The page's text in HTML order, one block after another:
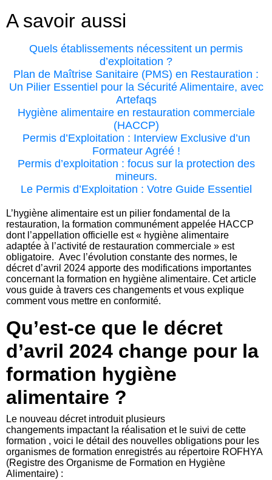
A savoir aussi
Quels établissements nécessitent un permis
d’exploitation ?
Plan de Maîtrise Sanitaire (PMS) en Restauration :
Un Pilier Essentiel pour la Sécurité Alimentaire, avec
Artefaqs
Hygiène alimentaire en restauration commerciale
(HACCP)
Permis d’Exploitation : Interview Exclusive d’un
Formateur Agréé !
Permis d’exploitation : focus sur la protection des
mineurs.
Le Permis d’Exploitation : Votre Guide Essentiel
L’hygiène alimentaire est un pilier fondamental de la
restauration, la formation communément appelée HACCP
dont l’appellation officielle est « hygiène alimentaire
adaptée à l’activité de restauration commerciale » est
obligatoire. Avec l’évolution constante des normes, le
décret d’avril 2024 apporte des modifications importantes
concernant la formation en hygiène alimentaire. Cet article
vous guide à travers ces changements et vous explique
comment vous mettre en conformité.
Qu’est-ce que le décret
d’avril 2024 change pour la
formation hygiène
alimentaire ?
Le nouveau décret introduit plusieurs
changements impactant la réalisation et le suivi de cette
formation , voici le détail des nouvelles obligations pour les
organismes de formation enregistrés au répertoire ROFHYA
(Registre des Organisme de Formation en Hygiène
Alimentaire) :